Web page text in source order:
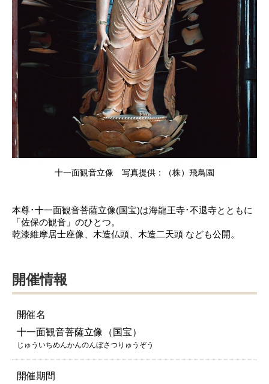
十一面観音立像 写真提供：（株）飛鳥園
本尊･十一面観音菩薩立像(国宝)は海龍王寺･不退寺とともに
「佐保の観音」のひとつ。
乾漆維摩居士座像、木造仏頭、木造二天頭 なども公開。
開催情報
開催名
十一面観音菩薩立像（国宝）
じゅういちめんかんのんぼさつりゅうぞう
開催期間